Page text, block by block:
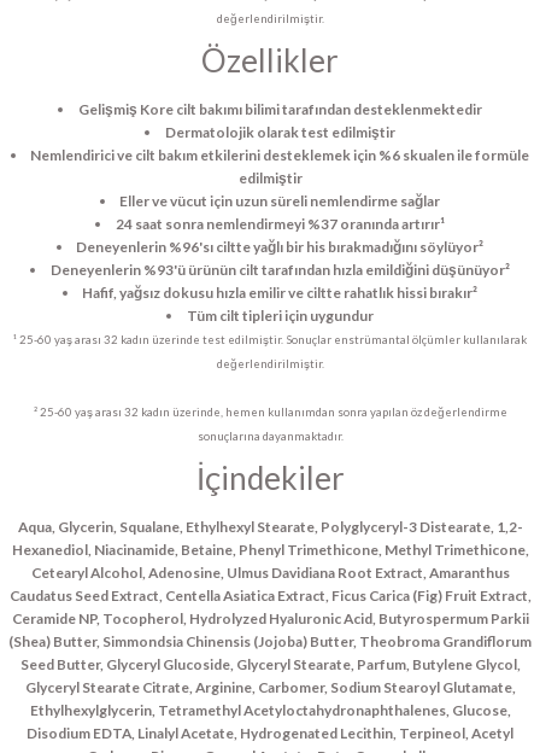
değerlendirilmiştir.
Özellikler
Gelişmiş Kore cilt bakımı bilimi tarafından desteklenmektedir
Dermatolojik olarak test edilmiştir
Nemlendirici ve cilt bakım etkilerini desteklemek için %6 skualen ile formüle
edilmiştir
Eller ve vücut için uzun süreli nemlendirme sağlar
24 saat sonra nemlendirmeyi %37 oranında artırır¹
Deneyenlerin %96'sı ciltte yağlı bir his bırakmadığını söylüyor²
Deneyenlerin %93'ü ürünün cilt tarafından hızla emildiğini düşünüyor²
Hafif, yağsız dokusu hızla emilir ve ciltte rahatlık hissi bırakır²
Tüm cilt tipleri için uygundur
¹ 25-60 yaş arası 32 kadın üzerinde test edilmiştir. Sonuçlar enstrümantal ölçümler kullanılarak
değerlendirilmiştir.
² 25-60 yaş arası 32 kadın üzerinde, hemen kullanımdan sonra yapılan öz değerlendirme
sonuçlarına dayanmaktadır.
İçindekiler
Aqua, Glycerin, Squalane, Ethylhexyl Stearate, Polyglyceryl-3 Distearate, 1,2-
Hexanediol, Niacinamide, Betaine, Phenyl Trimethicone, Methyl Trimethicone,
Cetearyl Alcohol, Adenosine, Ulmus Davidiana Root Extract, Amaranthus
Caudatus Seed Extract, Centella Asiatica Extract, Ficus Carica (Fig) Fruit Extract,
Ceramide NP, Tocopherol, Hydrolyzed Hyaluronic Acid, Butyrospermum Parkii
(Shea) Butter, Simmondsia Chinensis (Jojoba) Butter, Theobroma Grandiflorum
Seed Butter, Glyceryl Glucoside, Glyceryl Stearate, Parfum, Butylene Glycol,
Glyceryl Stearate Citrate, Arginine, Carbomer, Sodium Stearoyl Glutamate,
Ethylhexylglycerin, Tetramethyl Acetyloctahydronaphthalenes, Glucose,
Disodium EDTA, Linalyl Acetate, Hydrogenated Lecithin, Terpineol, Acetyl